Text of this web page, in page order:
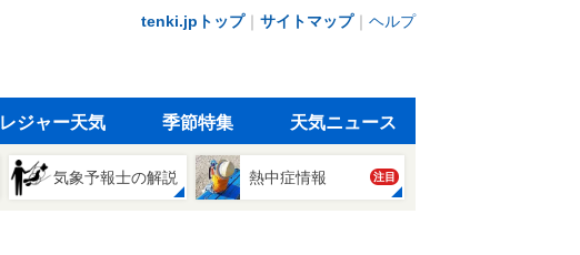
tenki.jpトップ｜ サイトマップ｜ ヘルプ
レジャー天気 季節特集 天気ニュース
気象予報士の解説 熱中症情報 注目